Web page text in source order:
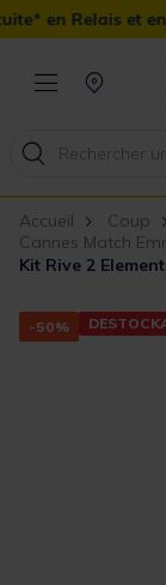
en Magasin ainsi
Accueil Coup
Cannes Match
Kit Rive 2
-50%